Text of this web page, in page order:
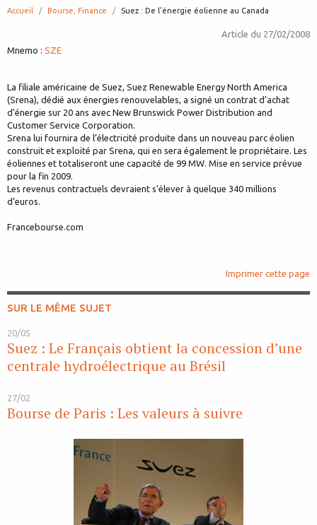
Accueil Bourse, Finance page:
Suez : De l’énergie éolienne au Canada
Article du 27/02/2008
Mnemo : SZE
La filiale américaine de Suez, Suez Renewable Energy North America
(Srena), dédié aux énergies renouvelables, a signé un contrat d’achat
d’énergie sur 20 ans avec New Brunswick Power Distribution and
Customer Service Corporation.
Srena lui fournira de l’électricité produite dans un nouveau parc éolien
construit et exploité par Srena, qui en sera également le propriétaire. Les
éoliennes et totaliseront une capacité de 99 MW. Mise en service prévue
pour la fin 2009.
Les revenus contractuels devraient s’élever à quelque 340 millions
d’euros.
Francebourse.com
Imprimer cette page
SUR LE MÊME SUJET
20/05
Suez : Le Français obtient la concession d’une
centrale hydroélectrique au Brésil
27/02
Bourse de Paris : Les valeurs à suivre